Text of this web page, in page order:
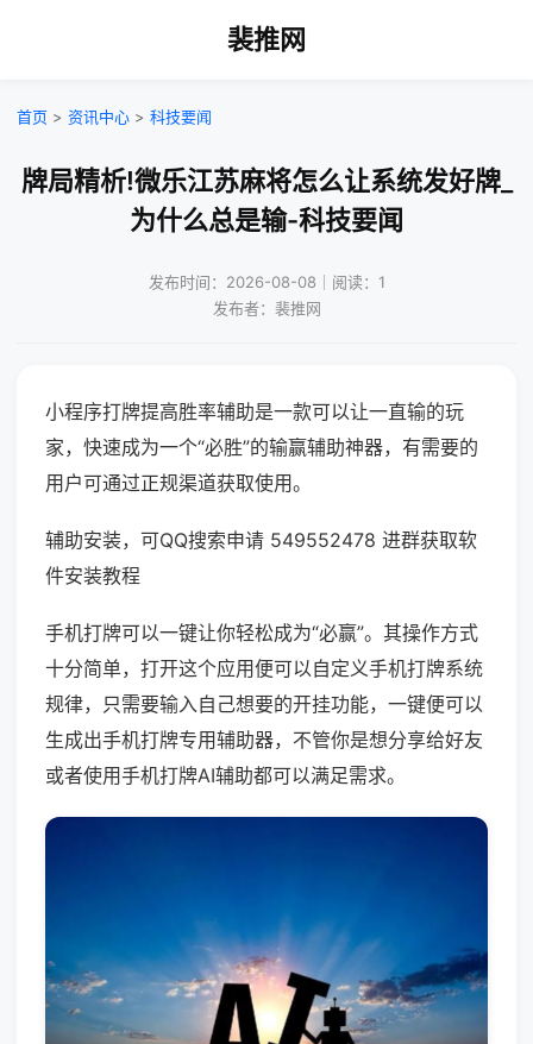
裴推网
首页 > 资讯中心 > 科技要闻
牌局精析!微乐江苏麻将怎么让系统发好牌_
为什么总是输-科技要闻
发布时间：2026-08-08｜阅读：1
发布者：裴推网
小程序打牌提高胜率辅助是一款可以让一直输的玩
家，快速成为一个“必胜”的输赢辅助神器，有需要的
用户可通过正规渠道获取使用。
辅助安装，可QQ搜索申请 549552478 进群获取软
件安装教程
手机打牌可以一键让你轻松成为“必赢”。其操作方式
十分简单，打开这个应用便可以自定义手机打牌系统
规律，只需要输入自己想要的开挂功能，一键便可以
生成出手机打牌专用辅助器，不管你是想分享给好友
或者使用手机打牌AI辅助都可以满足需求。